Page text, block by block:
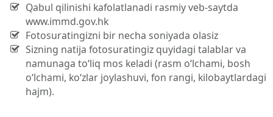
Qabul qilinishi kafolatlanadi rasmiy veb-saytda
www.immd.gov.hk
Fotosuratingizni bir necha soniyada olasiz
Sizning natija fotosuratingiz quyidagi talablar va
namunaga to‘liq mos keladi (rasm o‘lchami, bosh
o‘lchami, ko‘zlar joylashuvi, fon rangi, kilobaytlardagi
hajm).